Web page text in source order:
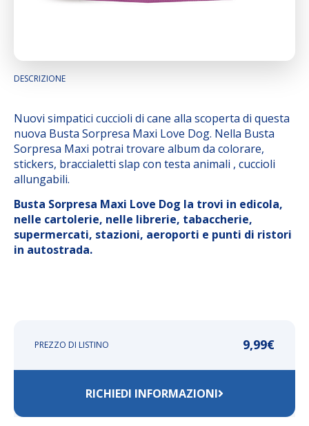
DESCRIZIONE
Nuovi simpatici cuccioli di cane alla scoperta di questa
nuova Busta Sorpresa Maxi Love Dog. Nella Busta
Sorpresa Maxi potrai trovare album da colorare,
stickers, braccialetti slap con testa animali , cuccioli
allungabili.
Busta Sorpresa Maxi Love Dog la trovi in edicola,
nelle cartolerie, nelle librerie, tabaccherie,
supermercati, stazioni, aeroporti e punti di ristori
in autostrada.
PREZZO DI LISTINO 9,99€
RICHIEDI INFORMAZIONI